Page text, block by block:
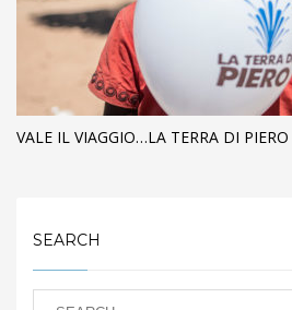
VALE IL VIAGGIO…LA TERRA DI PIERO
SEARCH